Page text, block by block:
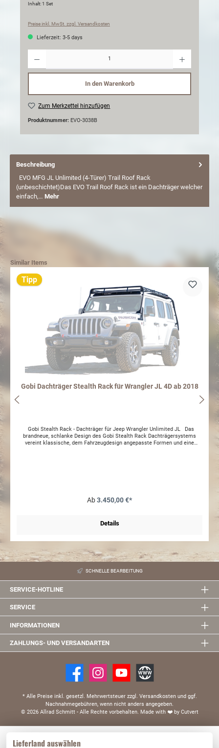
Inhalt:1 Set
Preise inkl. MwSt. zzgl. Versandkosten
Lieferzeit: 3-5 days
In den Warenkorb
Zum Merkzettel hinzufügen
Produktnummer: EVO-3038B
Beschreibung
EVO MFG JL Unlimited (4-Türer) Trail Roof Rack
(unbeschichtet)Das EVO Trail Roof Rack ist ein Dachträger welcher
einfach,… Mehr
Similar Items
Tipp
Gobi Dachträger Stealth Rack für Wrangler JL 4D ab 2018
Gobi Stealth Rack - Dachträger für Jeep Wrangler Unlimited JL Das
brandneue, schlanke Design des Gobi Stealth Rack Dachträgersystems
vereint klassische, dem Fahrzeugdesign angepasste Formen und eine
Windgeräusche und einen optimierten Spritverbrauch Unterstützt den
Einsatz einer light bar mit bis 51" Zoll Das Hard Top kann entfernt werden
Ab3.450,00 €*
Details
SCHNELLE BEARBEITUNG
SERVICE-HOTLINE
SERVICE
INFORMATIONEN
ZAHLUNGS- UND VERSANDARTEN
* Alle Preise inkl. gesetzl. Mehrwertsteuer zzgl. Versandkosten und ggf.
Nachnahmegebühren, wenn nicht anders angegeben.
© 2026 Allrad Schmitt - Alle Rechte vorbehalten. Made with ❤️by Cutvert
Lieferland auswählen